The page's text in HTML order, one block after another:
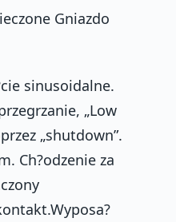
Gniazdo
sinusoidalne.
„Low
„shutdown”.
Ch?odzenie za